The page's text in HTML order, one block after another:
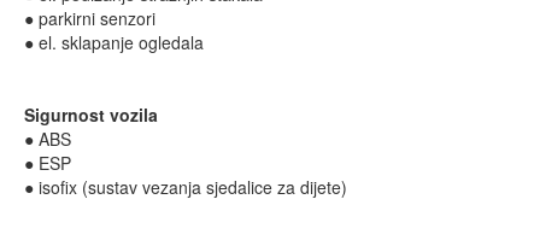
● parkirni senzori
● el. sklapanje ogledala
Sigurnost vozila
● ABS
● ESP
● isofix (sustav vezanja sjedalice za dijete)